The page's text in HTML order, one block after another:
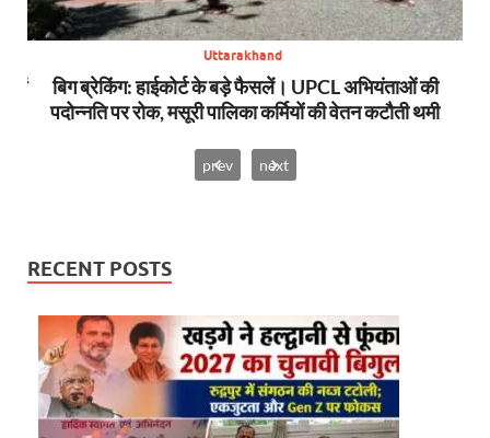
Uttarakhand
बिग ब्रेकिंग: हाईकोर्ट के बड़े फैसलें। UPCL अभियंताओं की
पदोन्नति पर रोक, मसूरी पालिका कर्मियों की वेतन कटौती थमी
prev next
RECENT POSTS